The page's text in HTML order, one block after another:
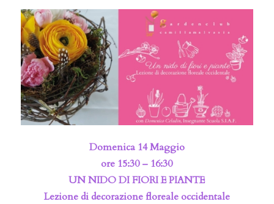
Domenica 14 Maggio
ore 15:30 – 16:30
UN NIDO DI FIORI E PIANTE
Lezione di decorazione floreale occidentale